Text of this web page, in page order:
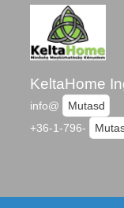
KeltaHome
info@
Mutasd
+36-1-796-